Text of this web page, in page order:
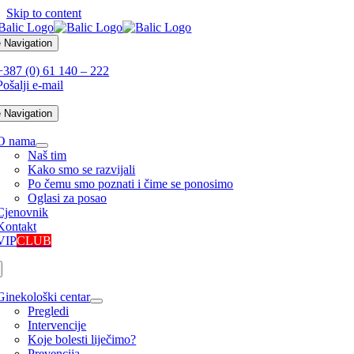
Skip to content
Navigation
(0) 61 140 – 222
e-mail
Navigation
nama
Naš tim
Kako smo se razvijali
Po čemu smo poznati i čime se ponosimo
Oglasi za posao
CLUB
centar
Pregledi
Intervencije
Koje bolesti liječimo?